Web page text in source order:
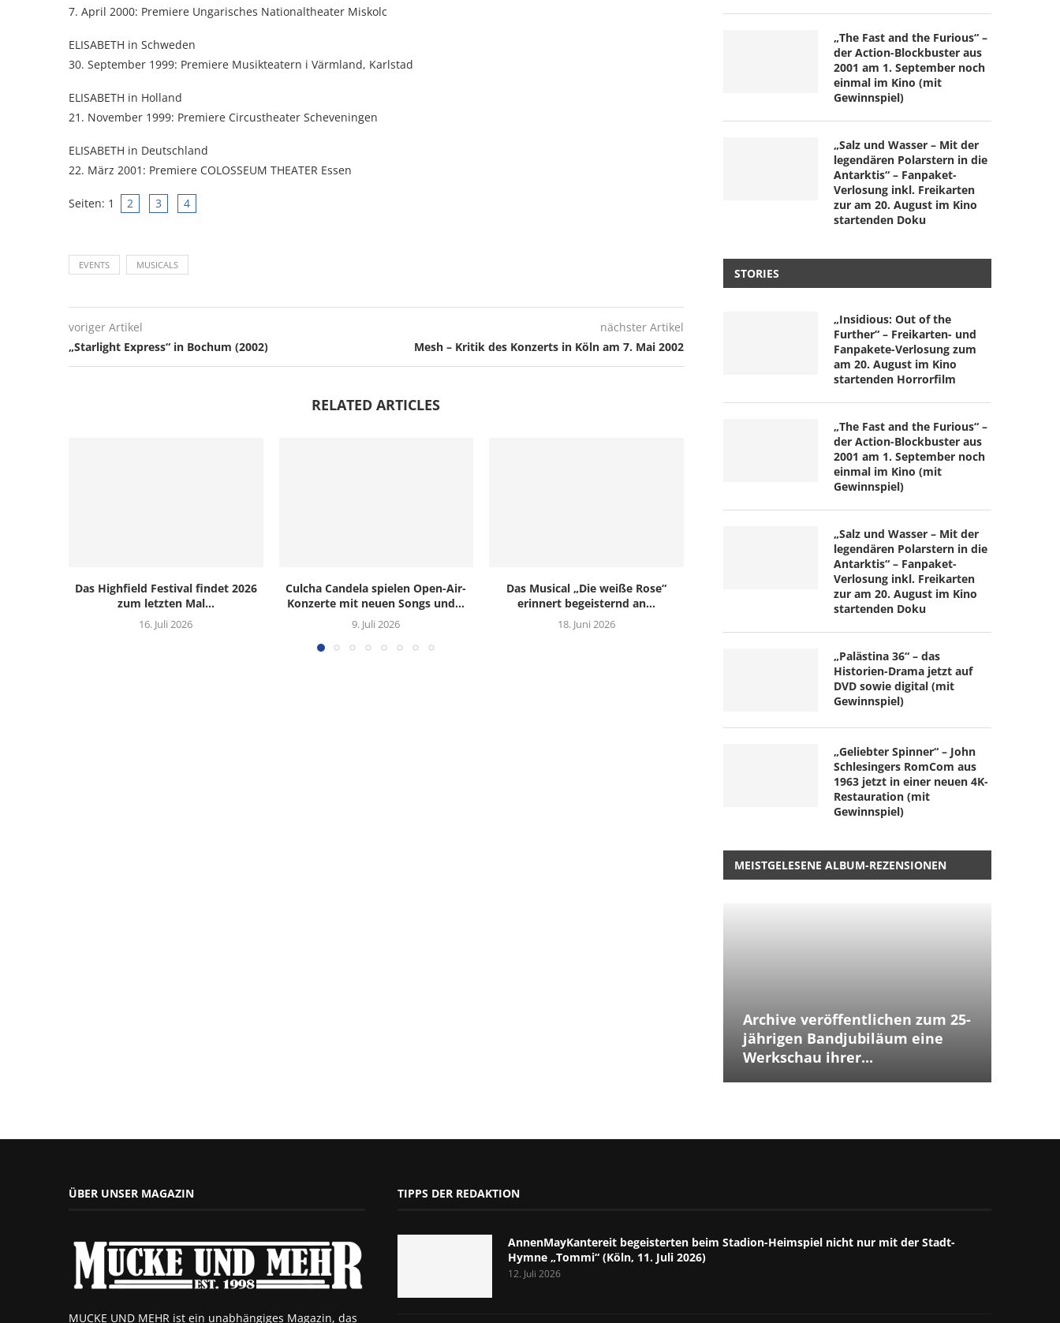
7. April 2000: Premiere Ungarisches Nationaltheater Miskolc
ELISABETH in Schweden
30. September 1999: Premiere Musikteatern i Värmland, Karlstad
ELISABETH in Holland
21. November 1999: Premiere Circustheater Scheveningen
ELISABETH in Deutschland
22. März 2001: Premiere COLOSSEUM THEATER Essen
Seiten: 1 2 3 4
EVENTS MUSICALS
voriger Artikel
„Starlight Express“ in Bochum (2002)
nächster Artikel
Mesh – Kritik des Konzerts in Köln am 7. Mai 2002
RELATED ARTICLES
Das Highfield Festival findet 2026
zum letzten Mal...
16. Juli 2026
Culcha Candela spielen Open-Air-
Konzerte mit neuen Songs und...
9. Juli 2026
Das Musical „Die weiße Rose“
erinnert begeisternd an...
18. Juni 2026
Die Festivals „Rock am Ring“ und
„Formula 1® – Die
„The Fast and the Furious“ –
der Action-Blockbuster aus
2001 am 1. September noch
einmal im Kino (mit
Gewinnspiel)
„Salz und Wasser – Mit der
legendären Polarstern in die
Antarktis“ – Fanpaket-
Verlosung inkl. Freikarten
zur am 20. August im Kino
startenden Doku
STORIES
„Insidious: Out of the
Further“ – Freikarten- und
Fanpakete-Verlosung zum
am 20. August im Kino
startenden Horrorfilm
„The Fast and the Furious“ –
der Action-Blockbuster aus
2001 am 1. September noch
einmal im Kino (mit
Gewinnspiel)
„Salz und Wasser – Mit der
legendären Polarstern in die
Antarktis“ – Fanpaket-
Verlosung inkl. Freikarten
zur am 20. August im Kino
startenden Doku
„Palästina 36“ – das
Historien-Drama jetzt auf
DVD sowie digital (mit
Gewinnspiel)
„Geliebter Spinner“ – John
Schlesingers RomCom aus
1963 jetzt in einer neuen 4K-
Restauration (mit
Gewinnspiel)
MEISTGELESENE ALBUM-REZENSIONEN
Archive veröffentlichen zum 25-
jährigen Bandjubiläum eine
Werkschau ihrer...
ÜBER UNSER MAGAZIN
MUCKE UND MEHR ist ein unabhängiges Magazin, das
TIPPS DER REDAKTION
AnnenMayKantereit begeisterten beim Stadion-Heimspiel nicht nur mit der Stadt-
Hymne „Tommi“ (Köln, 11. Juli 2026)
12. Juli 2026